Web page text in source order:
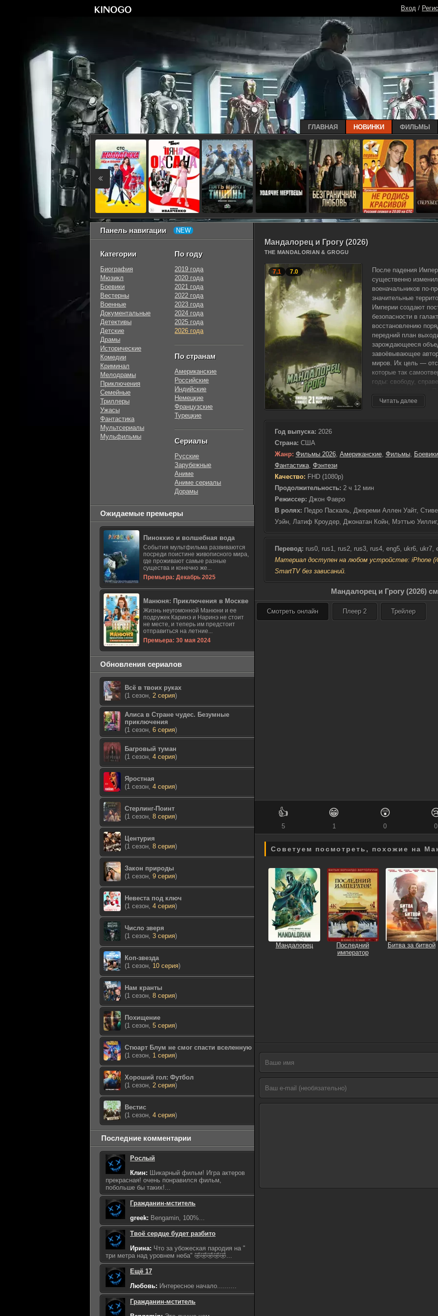
Мандалорец и Грогу (2026)
THE MANDALORIAN & GROGU
7.1 7.0
После падения
существенно
военачальников по-
значительные
Империи создают
безопасности в
восстановлению
передний план
зарождающееся
завоёвывающее
миров. Их цель —
которые так
годы: свободу,
необходимость
Республики решают
проверенных бойцов.
мастерство и навыки
невероятен, и
обучение, видя в нём
способного
Получив от Новой
отправляется на
может зависеть не
ответственности.
может иметь
не дремлют и готовы
Читать далее
Год выпуска: 2026
Страна: США
Жанр: Фильмы 2026, Американские, Фильмы, Боевики
Фантастика, Фэнтези
Качество: FHD (1080p)
Продолжительность: 2 ч 12 мин
Режиссер: Джон Фавро
В ролях: Педро Паскаль, Джереми Аллен Уайт,
Уэйн, Латиф Кроудер, Джонатан Койн, Мэттью
Перевод: rus0, rus1, rus2, rus3, rus4, eng5, ukr6, ukr7,
Материал доступен на любом устройстве: iPhone
SmartTV без зависаний.
Мандалорец и Грогу (2026)
Смотреть онлайн Плеер 2 Трейлер
👍
5
😁
1
😲
0 0
Советуем посмотреть, похожие на
Мандалорец
Последний
император
Битва за битвой
Панель навигации
Категории
Биография
Мюзикл
Боевики
Вестерны
Военные
Документальные
Детективы
Детские
Драмы
Исторические
Комедии
Криминал
Мелодрамы
Приключения
Семейные
Триллеры
Ужасы
Фантастика
Мультсериалы
Мульфильмы
По году
2019 года
2020 года
2021 года
2022 года
2023 года
2024 года
2025 года
2026 года
По странам
Американские
Российские
Индийские
Немецкие
Французские
Турецкие
Сериалы
Русские
Зарубежные
Аниме
Аниме сериалы
Дорамы
Ожидаемые премьеры
Пиноккио и волшебная вода
События мультфильма развиваются
посреди поистине живописного мира,
где проживают самые разные
существа и конечно же...
Премьера: Декабрь 2025
Манюня: Приключения в Москве
Жизнь неугомонной Манюни и ее
подружек Каринэ и Наринэ не стоит
не месте, и теперь им предстоит
отправиться на летние...
Премьера: 30 мая 2024
Обновления сериалов
Всё в твоих руках
(1 сезон, 2 серия)
Алиса в Стране чудес. Безумные
приключения
(1 сезон, 6 серия)
Багровый туман
(1 сезон, 4 серия)
Яростная
(1 сезон, 4 серия)
Стерлинг-Поинт
(1 сезон, 8 серия)
Центурия
(1 сезон, 8 серия)
Закон природы
(1 сезон, 9 серия)
Невеста под ключ
(1 сезон, 4 серия)
Число зверя
(1 сезон, 3 серия)
Коп-звезда
(1 сезон, 10 серия)
Нам кранты
(1 сезон, 8 серия)
Похищение
(1 сезон, 5 серия)
Стюарт Блум не смог спасти вселенную
(1 сезон, 1 серия)
Хороший гол: Футбол
(1 сезон, 2 серия)
Вестис
(1 сезон, 4 серия)
Последние комментарии
Рослый
Клин: Шикарный фильм! Игра актеров
прекрасная! очень понравился фильм,
побольше бы таких!...
Гражданин-мститель
greek: Bengamin, 100%...
Твоё сердце будет разбито
Ирина: Что за убожеская пародия на "
три метра над уровнем неба" 🤣🤣🤣🤣🤣...
Ещё 17
Любовь: Интересное начало..........
Гражданин-мститель
Вход /
ГЛАВНАЯ НОВИНКИ ФИЛЬМЫ